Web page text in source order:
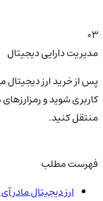
03
مدیریت دارایی دیجیتال
پس از خرید ارز دیجیتال
کاربری شوید و
منتقل کنید.
فهرست مطلب